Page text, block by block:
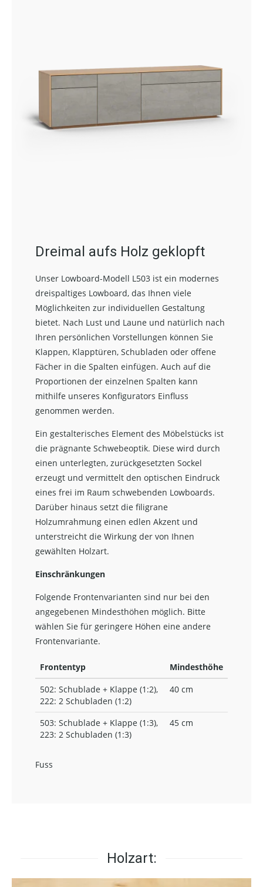
Dreimal aufs Holz geklopft
Unser Lowboard-Modell L503 ist ein modernes
dreispaltiges Lowboard, das Ihnen viele
Möglichkeiten zur individuellen Gestaltung
bietet. Nach Lust und Laune und natürlich nach
Ihren persönlichen Vorstellungen können Sie
Klappen, Klapptüren, Schubladen oder offene
Fächer in die Spalten einfügen. Auch auf die
Proportionen der einzelnen Spalten kann
mithilfe unseres Konfigurators Einfluss
genommen werden.
Ein gestalterisches Element des Möbelstücks ist
die prägnante Schwebeoptik. Diese wird durch
einen unterlegten, zurückgesetzten Sockel
erzeugt und vermittelt den optischen Eindruck
eines frei im Raum schwebenden Lowboards.
Darüber hinaus setzt die filigrane
Holzumrahmung einen edlen Akzent und
unterstreicht die Wirkung der von Ihnen
gewählten Holzart.
Einschränkungen
Folgende Frontenvarianten sind nur bei den
angegebenen Mindesthöhen möglich. Bitte
wählen Sie für geringere Höhen eine andere
Frontenvariante.
Frontentyp
Mindesthöhe
502: Schublade + Klappe (1:2),
222: 2 Schubladen (1:2)
40 cm
503: Schublade + Klappe (1:3),
223: 2 Schubladen (1:3)
45 cm
Fuss
Holzart: